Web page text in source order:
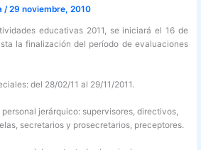
/29 noviembre, 2010
educativas 2011, se iniciará el 16 de
la finalización del período de evaluaciones
del 28/02/11 al 29/11/2011.
jerárquico: supervisores, directivos,
secretarios y prosecretarios, preceptores.